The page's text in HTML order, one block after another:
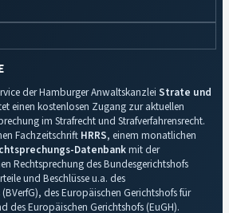
der Hamburger Anwaltskanzlei Strate und
einen kostenlosen Zugang zur aktuellen
im Strafrecht und Strafverfahrensrecht.
Fachzeitschrift HRRS, einem monatlichen
Datenbankmit der
Rechtsprechung des Bundesgerichtshofs
und Beschlüsse u.a. des
des Europäischen Gerichtshofs für
des Europäischen Gerichtshofs (EuGH).